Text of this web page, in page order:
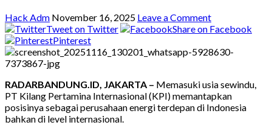
Hack Adm November 16, 2025 Leave a Comment
Tweet on Twitter
Share on Facebook
Pinterest
RADARBANDUNG.ID, JAKARTA – Memasuki usia sewindu,
PT Kilang Pertamina Internasional (KPI) memantapkan
posisinya sebagai perusahaan energi terdepan di Indonesia
bahkan di level internasional.